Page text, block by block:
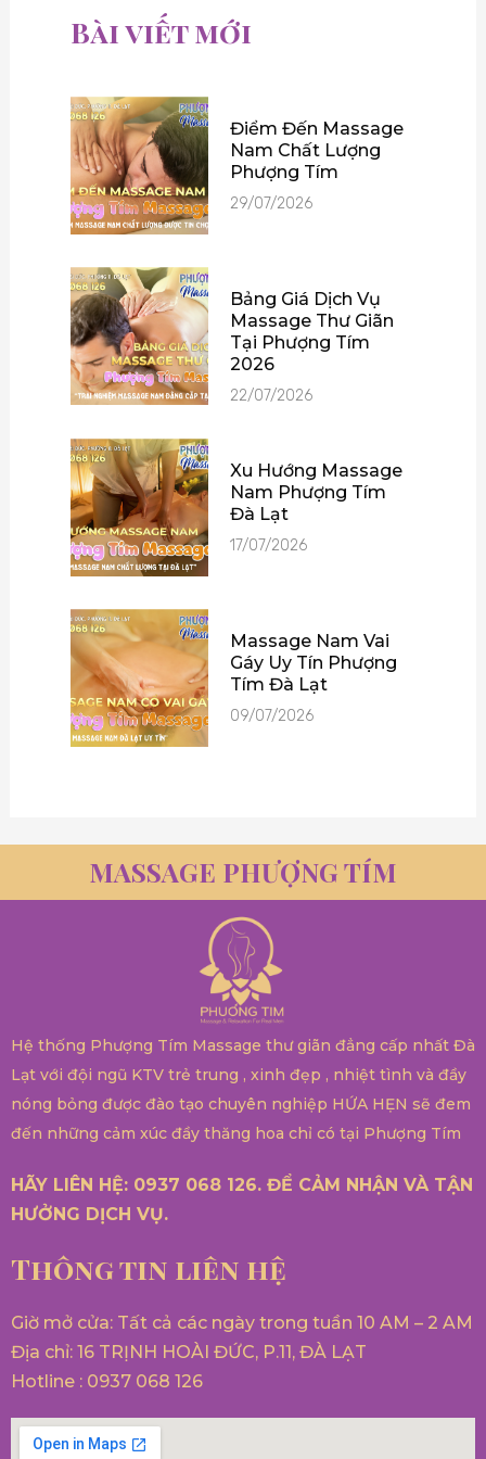
Bài viết mới
Điểm Đến Massage
Nam Chất Lượng
Phượng Tím
29/07/2026
Bảng Giá Dịch Vụ
Massage Thư Giãn
Tại Phượng Tím
2026
22/07/2026
Xu Hướng Massage
Nam Phượng Tím
Đà Lạt
17/07/2026
Massage Nam Vai
Gáy Uy Tín Phượng
Tím Đà Lạt
09/07/2026
MASSAGE PHƯỢNG TÍM
Hệ thống Phượng Tím Massage thư giãn đẳng cấp nhất Đà
Lạt với đội ngũ KTV trẻ trung , xinh đẹp , nhiệt tình và đầy
nóng bỏng được đào tạo chuyên nghiệp HỨA HẸN sẽ đem
đến những cảm xúc đầy thăng hoa chỉ có tại Phượng Tím
HÃY LIÊN HỆ: 0937 068 126. ĐỂ CẢM NHẬN VÀ TẬN
HƯỞNG DỊCH VỤ.
Thông tin liên hệ
Giờ mở cửa: Tất cả các ngày trong tuần 10 AM – 2 AM
Địa chỉ: 16 TRỊNH HOÀI ĐỨC, P.11, ĐÀ LẠT
Hotline : 0937 068 126